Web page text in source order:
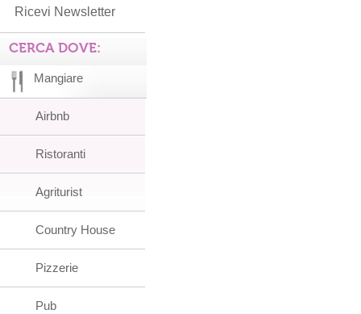
Ricevi Newsletter
CERCA DOVE:
Mangiare
Airbnb
Ristoranti
Agriturist
Country House
Pizzerie
Pub